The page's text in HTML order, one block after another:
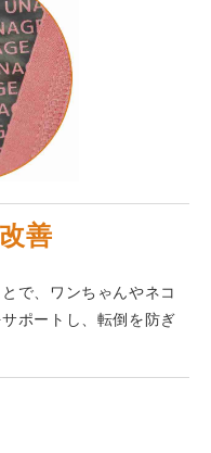
善
で、ワンちゃんやネコ
ポートし、転倒を防ぎ